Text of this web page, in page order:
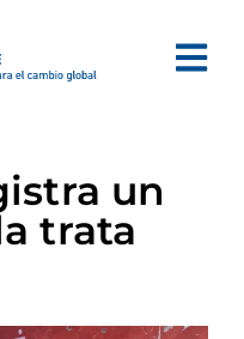
un
trata